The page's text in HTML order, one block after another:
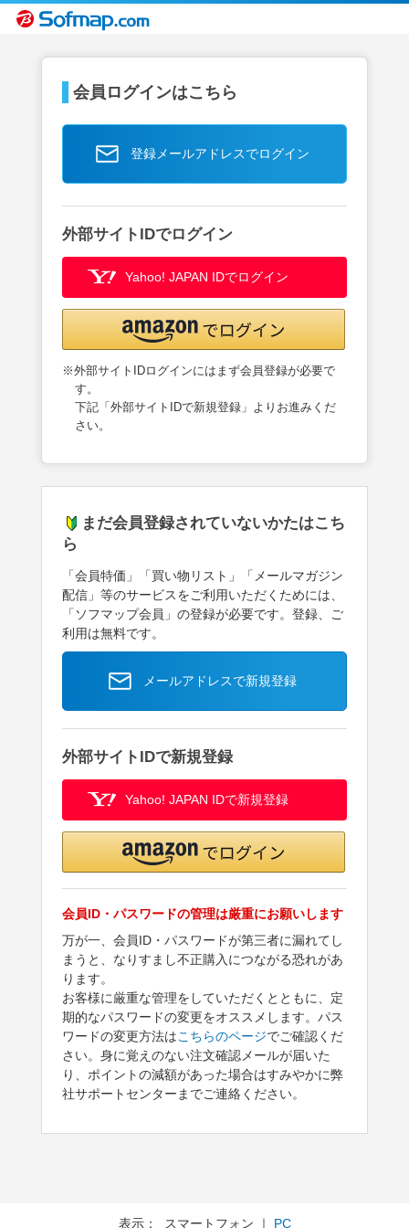
会員ログインはこちら
登録メールアドレスでログイン
外部サイトIDでログイン
Yahoo! JAPAN IDでログイン
※外部サイトIDログインにはまず会員登録が必要で
す。
下記「外部サイトIDで新規登録」よりお進みくだ
さい。
まだ会員登録されていないかたはこち
ら
「会員特価」「買い物リスト」「メールマガジン
配信」等のサービスをご利用いただくためには、
「ソフマップ会員」の登録が必要です。登録、ご
利用は無料です。
メールアドレスで新規登録
外部サイトIDで新規登録
Yahoo! JAPAN IDで新規登録
会員ID・パスワードの管理は厳重にお願いします
万が一、会員ID・パスワードが第三者に漏れてし
まうと、なりすまし不正購入につながる恐れがあ
ります。
お客様に厳重な管理をしていただくとともに、定
期的なパスワードの変更をオススメします。パス
ワードの変更方法はこちらのページでご確認くだ
さい。身に覚えのない注文確認メールが届いた
り、ポイントの減額があった場合はすみやかに弊
社サポートセンターまでご連絡ください。
表示： スマートフォン ｜ PC